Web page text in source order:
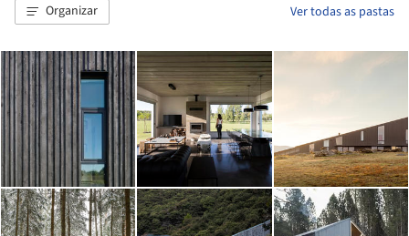
Organizar Ver todas as pastas